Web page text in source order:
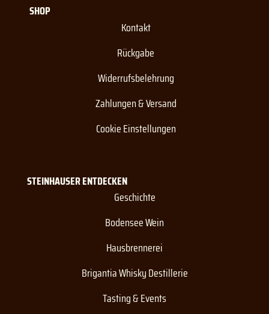
STEINHAUSER ENTDECKEN
Geschichte
Bodensee Wein
Hausbrennerei
Brigantia Whisky Destillerie
Tasting & Events
SHOP
Kontakt
Rückgabe
Widerrufsbelehrung
Zahlungen & Versand
Cookie Einstellungen